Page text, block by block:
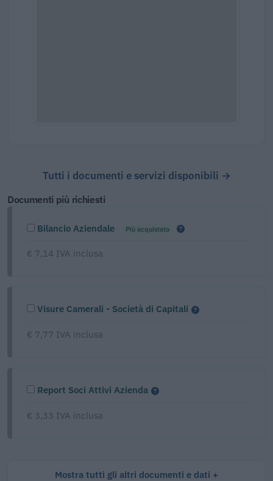
Tutti i documenti e servizi disponibili →
Documenti più richiesti
Bilancio Aziendale Più acquistato
€ 7,14 IVA inclusa
Visure Camerali - Società di Capitali
€ 7,77 IVA inclusa
Report Soci Attivi Azienda
€ 3,33 IVA inclusa
Mostra tutti gli altri documenti e dati